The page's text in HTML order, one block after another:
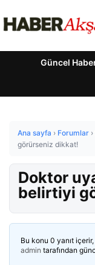
Güncel
Ana sayfa › Forumlar ›
görürseniz dikkat!
Doktor
belirtiyi
Bu konu 0 yanıt
admin tarafından